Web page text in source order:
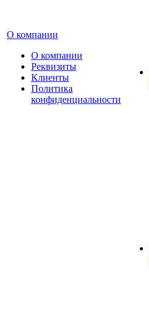
О компании
О компании
Реквизиты
Клиенты
Политика
конфиденциальности